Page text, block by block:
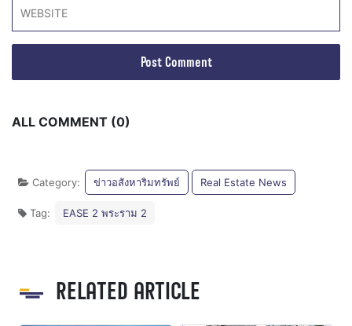
ALL COMMENT (0)
Category: ข่าวอสังหาริมทรัพย์ Real Estate News
Tag: EASE 2 พระราม 2
RELATED ARTICLE